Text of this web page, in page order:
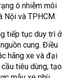
ô nhiễm môi
Nội và TPHCM.
tiếp tục duy trì ở
cung. Điều
hãng xe và đại
tiêu dùng, tạo